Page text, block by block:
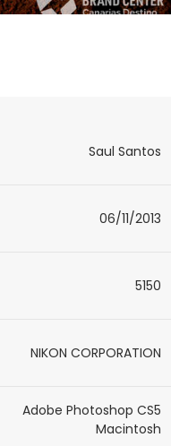
Saul Santos
06/11/2013
5150
NIKON CORPORATION
Adobe Photoshop CS5
Macintosh